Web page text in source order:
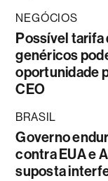
NEGÓCIOS
Possível tarifa
genéricos
oportunidade
CEO
BRASIL
Governo
contra EUA e
suposta